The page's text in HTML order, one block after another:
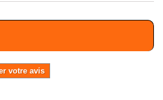
votre avis